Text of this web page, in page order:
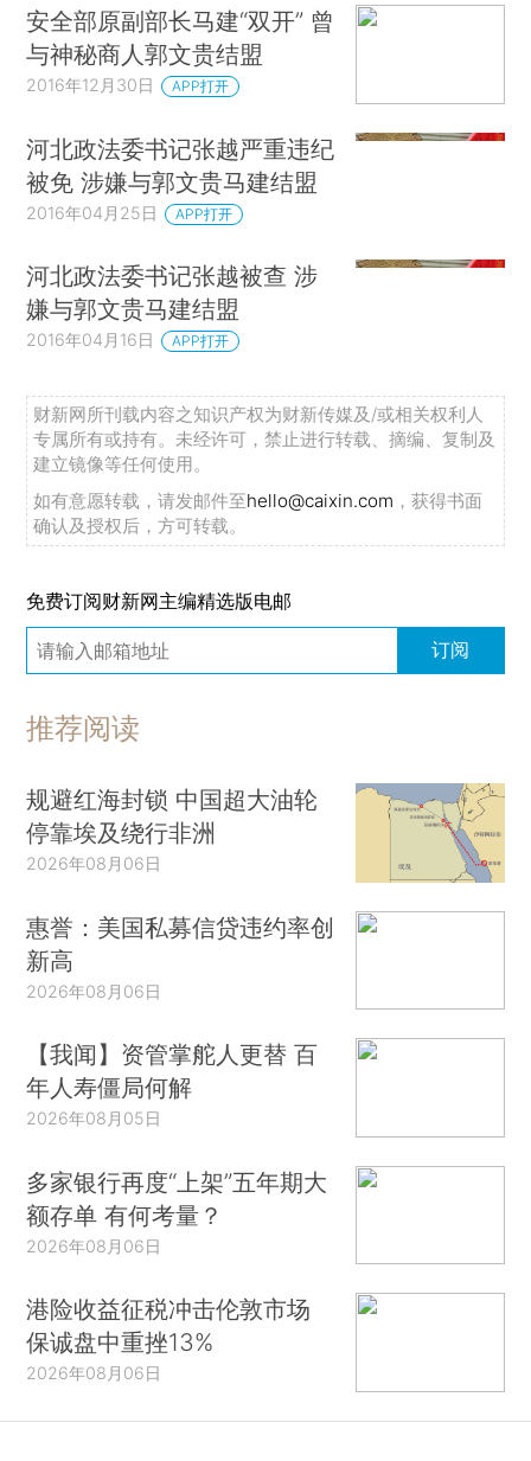
安全部原副部长马建“双开” 曾
与神秘商人郭文贵结盟
2016年12月30日 APP打开
河北政法委书记张越严重违纪
被免 涉嫌与郭文贵马建结盟
2016年04月25日 APP打开
河北政法委书记张越被查 涉
嫌与郭文贵马建结盟
2016年04月16日 APP打开
财新网所刊载内容之知识产权为财新传媒及/或相关权利人
专属所有或持有。未经许可，禁止进行转载、摘编、复制及
建立镜像等任何使用。
如有意愿转载，请发邮件至hello@caixin.com ，获得书面
确认及授权后，方可转载。
免费订阅财新网主编精选版电邮
订阅
推荐阅读
规避红海封锁 中国超大油轮
停靠埃及绕行非洲
2026年08月06日
惠誉：美国私募信贷违约率创
新高
2026年08月06日
【我闻】资管掌舵人更替 百
年人寿僵局何解
2026年08月05日
多家银行再度“上架”五年期大
额存单 有何考量？
2026年08月06日
港险收益征税冲击伦敦市场
保诚盘中重挫13%
2026年08月06日